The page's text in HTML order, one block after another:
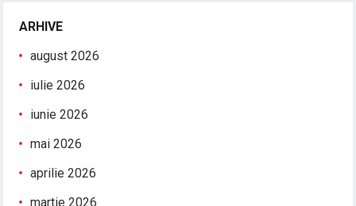
ARHIVE
august 2026
iulie 2026
iunie 2026
mai 2026
aprilie 2026
martie 2026